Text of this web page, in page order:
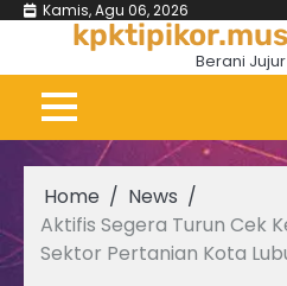
Skip
content
Kamis, Agu 06, 2026
Berani
Home
News
Aktifis Segera Turun Cek
Sektor Pertanian Kota